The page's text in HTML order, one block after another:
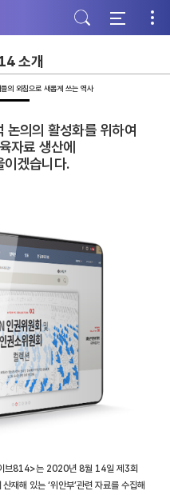
소개
의 외침으로 새롭게 쓰는 역사
논의의 활성화를 위하여
자료 생산에
이겠습니다.
이브814>는 2020년 8월 14일 제3회
재해 있는 ‘위안부’관련 자료를 수집해